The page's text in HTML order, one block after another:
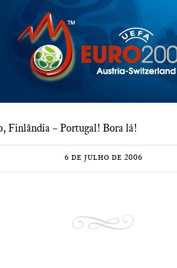
Finlândia – Portugal! Bora lá!
6 de julho de 2006